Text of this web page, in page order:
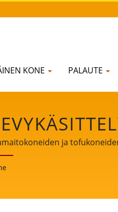
KONE PALAUTE
MACHINE
ja
asiakkaillemme ympäri
kasvun ja menestyksen